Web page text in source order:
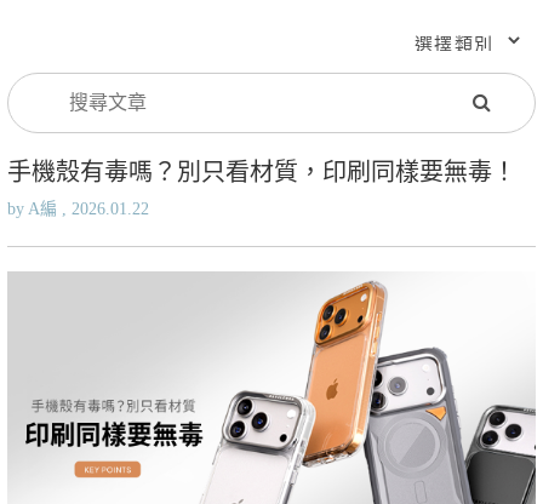
手機殼有毒嗎？別只看材質，印刷同樣要無毒！
by A編 , 2026.01.22